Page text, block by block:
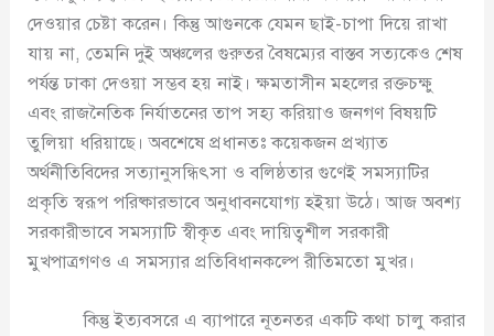
দেওয়ার চেষ্টা করেন। কিন্তু আগুনকে যেমন ছাই-চাপা দিয়ে রাখা
যায় না, তেমনি দুই অঞ্চলের গুরুতর বৈষম্যের বাস্তব সত্যকেও শেষ
পর্যন্ত ঢাকা দেওয়া সম্ভব হয় নাই। ক্ষমতাসীন মহলের রক্তচক্ষু
এবং রাজনৈতিক নির্যাতনের তাপ সহ্য করিয়াও জনগণ বিষয়টি
তুলিয়া ধরিয়াছে। অবশেষে প্রধানতঃ কয়েকজন প্রখ্যাত
অর্থনীতিবিদের সত্যানুসন্ধিৎসা ও বলিষ্ঠতার গুণেই সমস্যাটির
প্রকৃতি স্বরূপ পরিষ্কারভাবে অনুধাবনযোগ্য হইয়া উঠে। আজ অবশ্য
সরকারীভাবে সমস্যাটি স্বীকৃত এবং দায়িত্বশীল সরকারী
মুখপাত্রগণও এ সমস্যার প্রতিবিধানকল্পে রীতিমতো মুখর।
কিন্তু ইত্যবসরে এ ব্যাপারে নূতনতর একটি কথা চালু করার